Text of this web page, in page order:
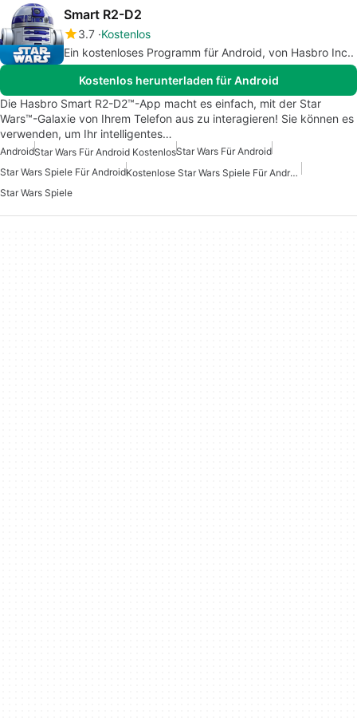
Smart R2-D2
3.7 Kostenlos
Ein kostenloses Programm für Android, von Hasbro Inc..
Kostenlos herunterladen für Android
Die Hasbro Smart R2-D2™-App macht es einfach, mit der Star
Wars™-Galaxie von Ihrem Telefon aus zu interagieren! Sie können es
verwenden, um Ihr intelligentes…
AndroidStar Wars Für Android KostenlosStar Wars Für Android
Star Wars Spiele Für Android
Kostenlose Star Wars Spiele Für Android
Star Wars Spiele